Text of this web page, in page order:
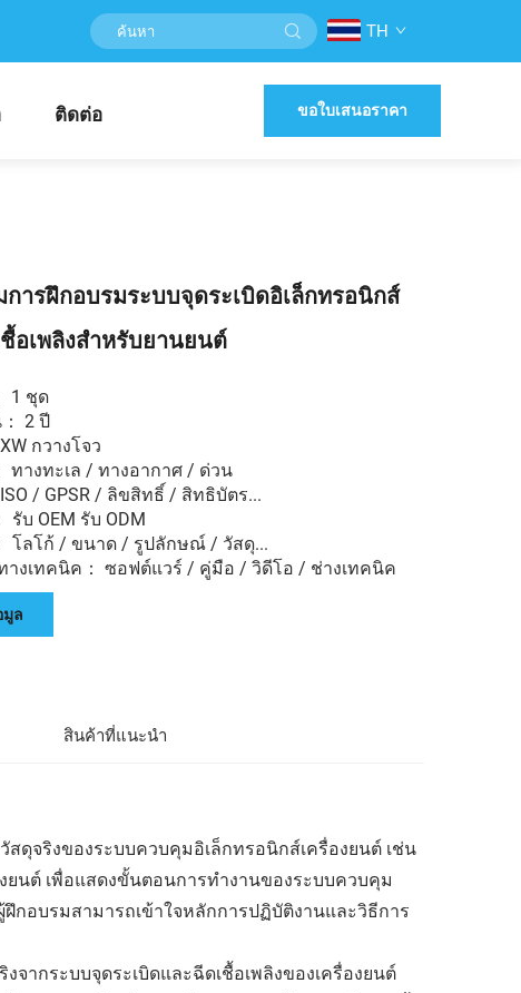
TH
ติดต่อ ขอใบเสนอราคา
ารฝึกอบรมระบบจุดระเบิดอิเล็กทรอนิกส์
อเพลิงสำหรับยานยนต์
1 ชุด
2 ปี
กวางโจว
ทางทะเล / ทางอากาศ / ด่วน
/ GPSR / ลิขสิทธิ์ / สิทธิบัตร...
รับ OEM รับ ODM
โลโก้ / ขนาด / รูปลักษณ์ / วัสดุ...
งเทคนิค： ซอฟต์แวร์ / คู่มือ / วิดีโอ / ช่างเทคนิค
มูล
สินค้าที่แนะนำ
สดุจริงของระบบควบคุมอิเล็กทรอนิกส์เครื่องยนต์ เช่น
ยนต์ เพื่อแสดงขั้นตอนการทำงานของระบบควบคุม
กอบรมสามารถเข้าใจหลักการปฏิบัติงานและวิธีการ
จากระบบจุดระเบิดและฉีดเชื้อเพลิงของเครื่องยนต์